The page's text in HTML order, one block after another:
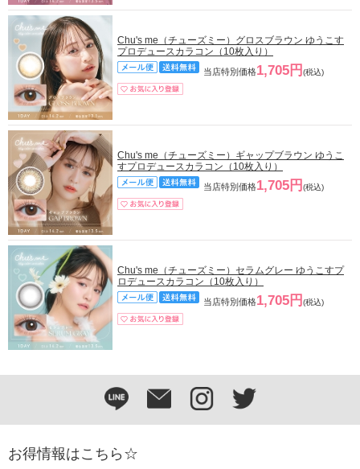
Chu's me（チューズミー）グロスブラウン ゆうこす
プロデュースカラコン（10枚入り）
当店特別価格1,705円 (税込)
Chu's me（チューズミー）ギャップブラウン ゆうこ
すプロデュースカラコン（10枚入り）
当店特別価格1,705円 (税込)
Chu's me（チューズミー）セラムグレー ゆうこすプ
ロデュースカラコン（10枚入り）
当店特別価格1,705円 (税込)
お得情報はこちら☆